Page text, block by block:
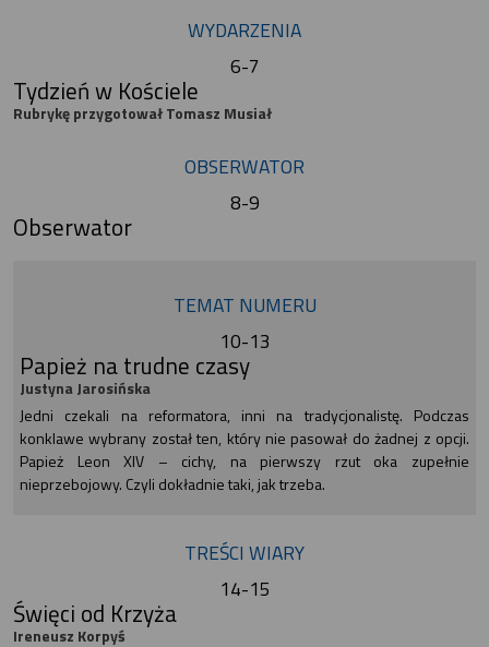
WYDARZENIA
6-7
Tydzień w Kościele
Rubrykę przygotował Tomasz Musiał
OBSERWATOR
8-9
Obserwator
TEMAT NUMERU
10-13
Papież na trudne czasy
Justyna Jarosińska
Jedni czekali na reformatora, inni na tradycjonalistę. Podczas
konklawe wybrany został ten, który nie pasował do żadnej z opcji.
Papież Leon XIV – cichy, na pierwszy rzut oka zupełnie
nieprzebojowy. Czyli dokładnie taki, jak trzeba.
TREŚCI WIARY
14-15
Święci od Krzyża
Ireneusz Korpyś